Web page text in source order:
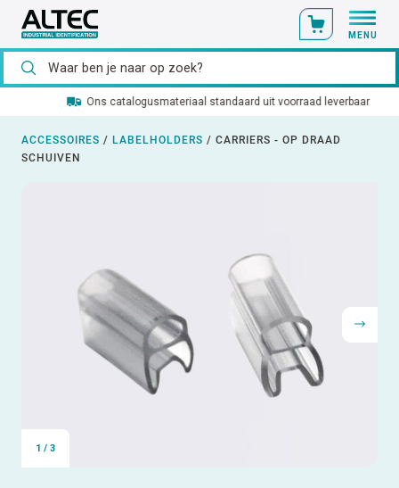
MENU
Ons catalogusmateriaal standaard uit voorraad leverbaar
ACCESSOIRES / LABELHOLDERS / CARRIERS - OP DRAAD
SCHUIVEN
1 / 3